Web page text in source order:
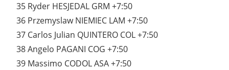
35 Ryder HESJEDAL GRM +7:50
36 Przemyslaw NIEMIEC LAM +7:50
37 Carlos Julian QUINTERO COL +7:50
38 Angelo PAGANI COG +7:50
39 Massimo CODOL ASA +7:50